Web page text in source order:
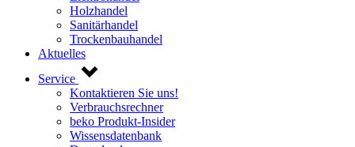
Holzhandel
Sanitärhandel
Trockenbauhandel
Aktuelles
Service
Kontaktieren Sie uns!
Verbrauchsrechner
beko Produkt-Insider
Wissensdatenbank